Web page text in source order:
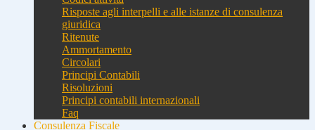
Risposte agli interpelli e alle istanze di consulenza
giuridica
Ritenute
Ammortamento
Circolari
Principi Contabili
Risoluzioni
Principi contabili internazionali
Faq
Consulenza Fiscale